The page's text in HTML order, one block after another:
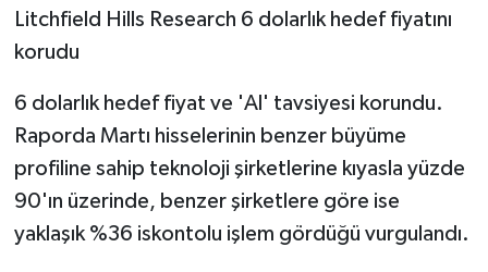
Litchfield Hills Research 6 dolarlık hedef fiyatını
korudu
6 dolarlık hedef fiyat ve 'Al' tavsiyesi korundu.
Raporda Martı hisselerinin benzer büyüme
profiline sahip teknoloji şirketlerine kıyasla yüzde
90'ın üzerinde, benzer şirketlere göre ise
yaklaşık %36 iskontolu işlem gördüğü vurgulandı.